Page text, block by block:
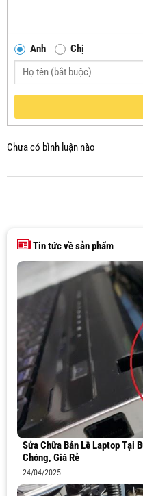
Anh Chị
Chưa có bình luận nào
Tin tức về sản phẩm
Sửa Chữa Bản Lề Laptop Tại
Chóng, Giá Rẻ
24/04/2025